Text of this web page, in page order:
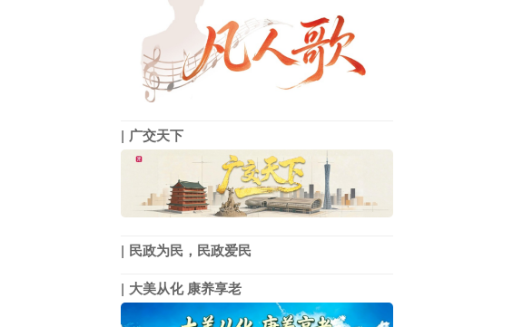
广交天下
民政为民，民政爱民
大美从化 康养享老